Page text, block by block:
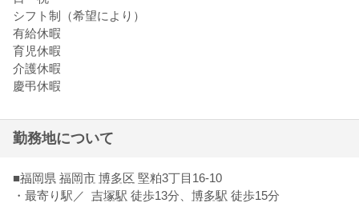
シフト制（希望により）
有給休暇
育児休暇
介護休暇
慶弔休暇
勤務地について
■福岡県 福岡市 博多区 堅粕3丁目16-10
・最寄り駅／ 吉塚駅 徒歩13分 博多駅 徒歩15分